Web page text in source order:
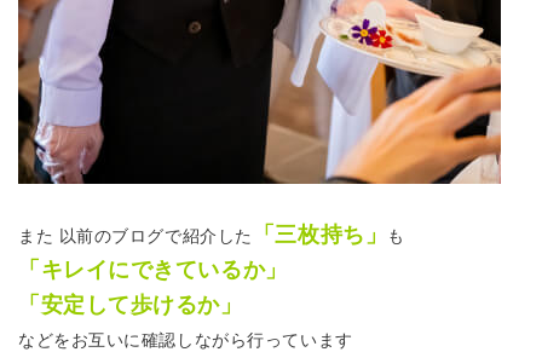
また 以前のブログで紹介した 「三枚持ち」 も
「キレイにできているか」
「安定して歩けるか」
などをお互いに確認しながら行っています